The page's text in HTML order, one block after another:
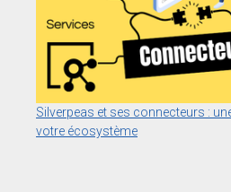
Silverpeas et ses connecteurs :
votre écosystème